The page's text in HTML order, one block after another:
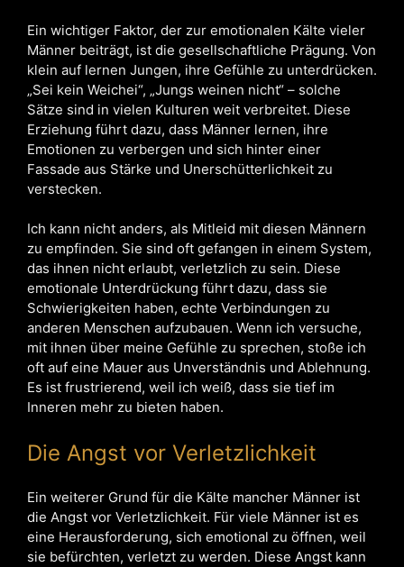
Ein wichtiger Faktor, der zur emotionalen Kälte vieler
Männer beiträgt, ist die gesellschaftliche Prägung. Von
klein auf lernen Jungen, ihre Gefühle zu unterdrücken.
„Sei kein Weichei“, „Jungs weinen nicht“ – solche
Sätze sind in vielen Kulturen weit verbreitet. Diese
Erziehung führt dazu, dass Männer lernen, ihre
Emotionen zu verbergen und sich hinter einer
Fassade aus Stärke und Unerschütterlichkeit zu
verstecken.
Ich kann nicht anders, als Mitleid mit diesen Männern
zu empfinden. Sie sind oft gefangen in einem System,
das ihnen nicht erlaubt, verletzlich zu sein. Diese
emotionale Unterdrückung führt dazu, dass sie
Schwierigkeiten haben, echte Verbindungen zu
anderen Menschen aufzubauen. Wenn ich versuche,
mit ihnen über meine Gefühle zu sprechen, stoße ich
oft auf eine Mauer aus Unverständnis und Ablehnung.
Es ist frustrierend, weil ich weiß, dass sie tief im
Inneren mehr zu bieten haben.
Die Angst vor Verletzlichkeit
Ein weiterer Grund für die Kälte mancher Männer ist
die Angst vor Verletzlichkeit. Für viele Männer ist es
eine Herausforderung, sich emotional zu öffnen, weil
sie befürchten, verletzt zu werden. Diese Angst kann